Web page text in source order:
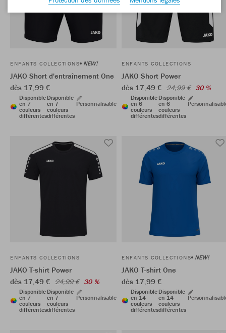
ENFANTS COLLECTIONS NEW!
JAKO Short d'entraînement One
dès 17,99 €
Disponible
en 7
couleurs
différentes
Disponible
en 7
couleurs
différentes
Personnalisable
ENFANTS COLLECTIONS
JAKO Short Power
dès 17,49 € 24,99 € 30 %
Disponible
en 6
couleurs
différentes
Disponible
en 6
couleurs
différentes
ENFANTS COLLECTIONS
JAKO T-shirt Power
dès 17,49 € 24,99 € 30 %
Disponible
en 7
couleurs
différentes
Disponible
en 7
couleurs
différentes
Personnalisable
ENFANTS COLLECTIONS NEW!
JAKO T-shirt One
dès 17,99 €
Disponible
en 14
couleurs
différentes
Disponible
en 14
couleurs
différentes